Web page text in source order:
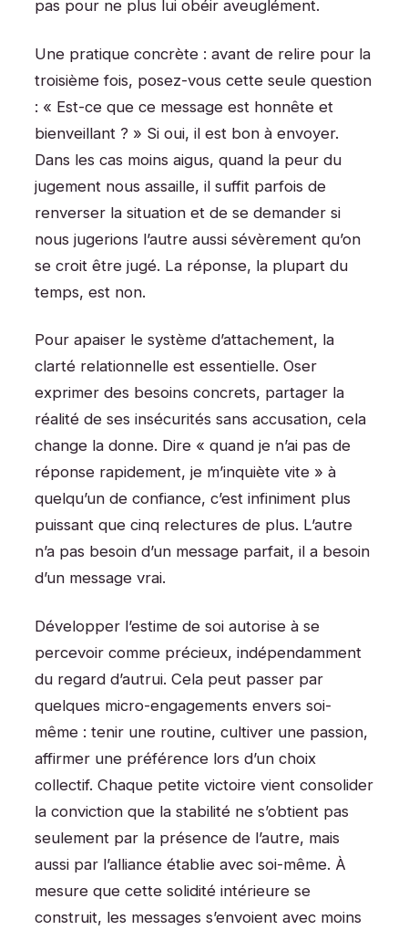
pas pour ne plus lui obéir aveuglément.
Une pratique concrète : avant de relire pour la
troisième fois, posez-vous cette seule question
: « Est-ce que ce message est honnête et
bienveillant ? » Si oui, il est bon à envoyer.
Dans les cas moins aigus, quand la peur du
jugement nous assaille, il suffit parfois de
renverser la situation et de se demander si
nous jugerions l’autre aussi sévèrement qu’on
se croit être jugé. La réponse, la plupart du
temps, est non.
Pour apaiser le système d’attachement, la
clarté relationnelle est essentielle. Oser
exprimer des besoins concrets, partager la
réalité de ses insécurités sans accusation, cela
change la donne. Dire « quand je n’ai pas de
réponse rapidement, je m’inquiète vite » à
quelqu’un de confiance, c’est infiniment plus
puissant que cinq relectures de plus. L’autre
n’a pas besoin d’un message parfait, il a besoin
d’un message vrai.
Développer l’estime de soi autorise à se
percevoir comme précieux, indépendamment
du regard d’autrui. Cela peut passer par
quelques micro-engagements envers soi-
même : tenir une routine, cultiver une passion,
affirmer une préférence lors d’un choix
collectif. Chaque petite victoire vient consolider
la conviction que la stabilité ne s’obtient pas
seulement par la présence de l’autre, mais
aussi par l’alliance établie avec soi-même. À
mesure que cette solidité intérieure se
construit, les messages s’envoient avec moins